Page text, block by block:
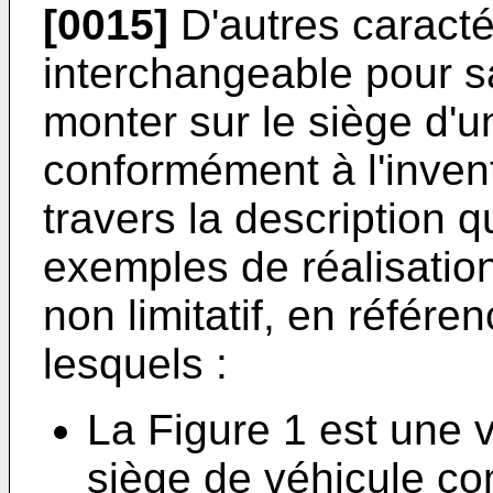
[0015] D'autres
interchangeable pour
monter sur le siège
conformément à
travers la description
exemples de
non limitatif, en
lesquels :
La Figure 1 est une
siège de véhicule